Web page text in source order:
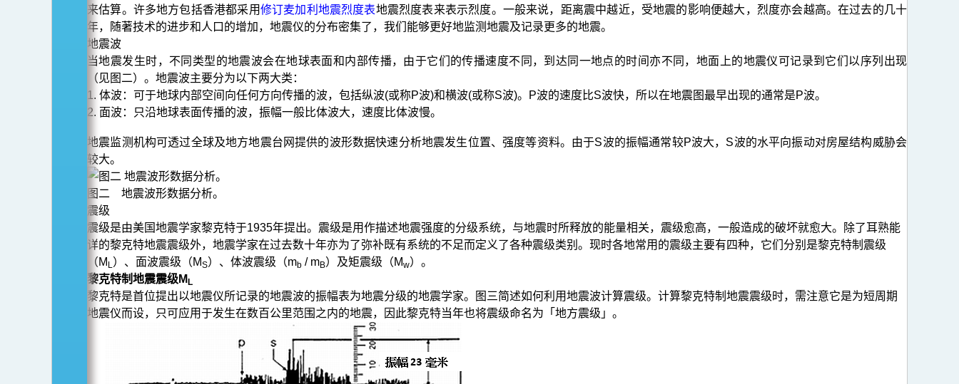
来估算。许多地方包括香港都采用修订麦加利地震烈度表地震烈度表来表示烈度。一般来说，距离震中越近，受地震的影响便越大，烈度亦会越高。在过去的几十
年，随著技术的进步和人口的增加，地震仪的分布密集了，我们能够更好地监测地震及记录更多的地震。
地震波
当地震发生时，不同类型的地震波会在地球表面和内部传播，由于它们的传播速度不同，到达同一地点的时间亦不同，地面上的地震仪可记录到它们以序列出现
（见图二）。地震波主要分为以下两大类：
1. 体波：可于地球内部空间向任何方向传播的波，包括纵波(或称P波)和横波(或称S波)。P波的速度比S波快，所以在地震图最早出现的通常是P波。
2. 面波：只沿地球表面传播的波，振幅一般比体波大，速度比体波慢。
地震监测机构可透过全球及地方地震台网提供的波形数据快速分析地震发生位置、强度等资料。由于S波的振幅通常较P波大，S波的水平向振动对房屋结构威胁会
较大。
图二 地震波形数据分析。
震级
震级是由美国地震学家黎克特于1935年提出。震级是用作描述地震强度的分级系统，与地震时所释放的能量相关，震级愈高，一般造成的破坏就愈大。除了耳熟能
详的黎克特地震震级外，地震学家在过去数十年亦为了弥补既有系统的不足而定义了各种震级类别。现时各地常用的震级主要有四种，它们分别是黎克特制震级
（M L）、面波震级（MS）、体波震级（mb / mB）及矩震级（Mw）。
黎克特制地震震级M L
黎克特是首位提出以地震仪所记录的地震波的振幅表为地震分级的地震学家。图三简述如何利用地震波计算震级。计算黎克特制地震震级时，需注意它是为短周期
地震仪而设，只可应用于发生在数百公里范围之内的地震，因此黎克特当年也将震级命名为「地方震级」。